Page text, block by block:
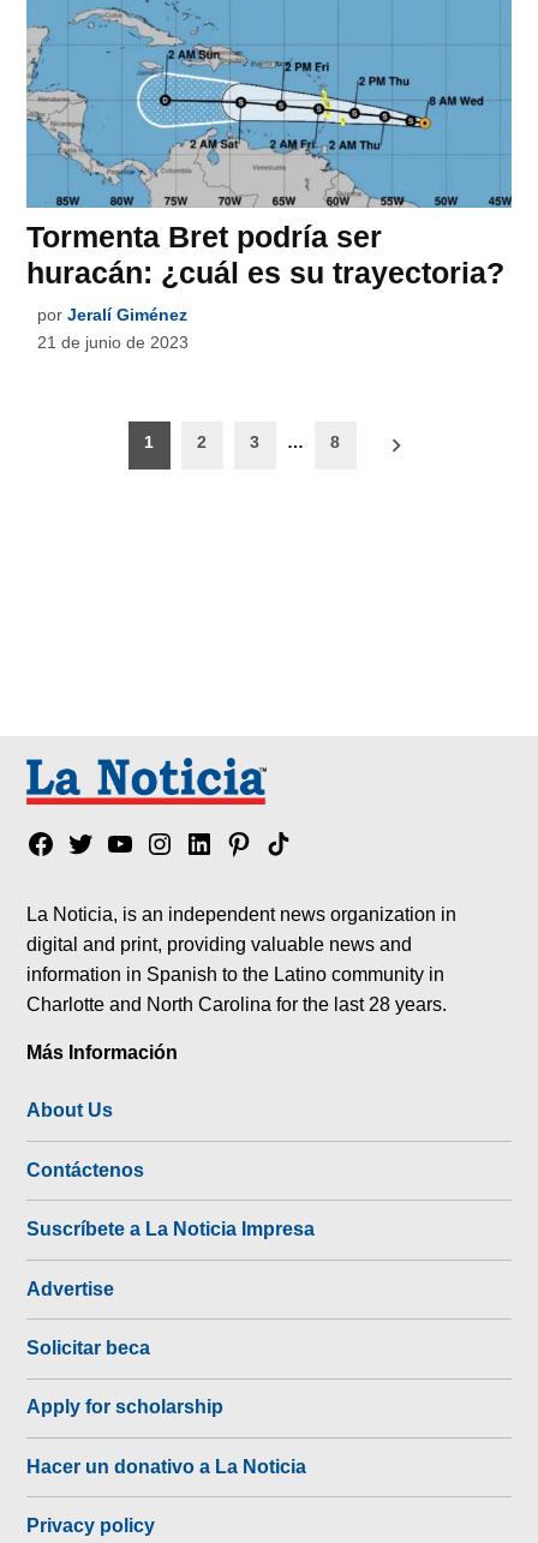
Tormenta Bret podría ser
huracán: ¿cuál es su trayectoria?
por Jeralí Giménez
21 de junio de 2023
Paginación
1 2 3 … 8
Facebook
TwitterYouTubeInstagram
LinkedinPinterest
Tik
La Noticia, is an independent news organization in
digital and print, providing valuable news and
information in Spanish to the Latino community in
Charlotte and North Carolina for the last 28 years.
Más Información
About Us
Contáctenos
Suscríbete a La Noticia Impresa
Advertise
Solicitar beca
Apply for scholarship
Hacer un donativo a La Noticia
Privacy policy